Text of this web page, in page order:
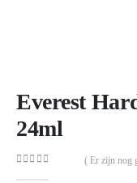
Everest
24ml
( Er zijn nog